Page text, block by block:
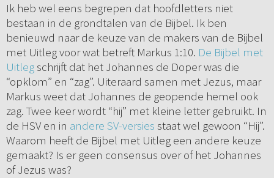
Ik heb wel eens begrepen dat hoofdletters niet
bestaan in de grondtalen van de Bijbel. Ik ben
benieuwd naar de keuze van de makers van de Bijbel
met Uitleg voor wat betreft Markus 1:10. De Bijbel met
Uitlegschrijft dat het Johannes de Doper was die
“opklom” en “zag”. Uiteraard samen met Jezus, maar
Markus weet dat Johannes de geopende hemel ook
zag. Twee keer wordt “hij” met kleine letter gebruikt. In
de HSV en in andere SV-versies staat wel gewoon “Hij”.
Waarom heeft de Bijbel met Uitleg een andere keuze
gemaakt? Is er geen consensus over of het Johannes
of Jezus was?